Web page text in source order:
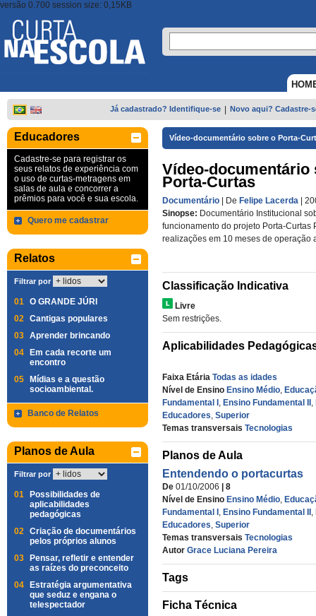
versão 0.700 session size: 0,15KB
Já cadastrado? Identifique-se Novo aqui? Cadastre-
Educadores
Cadastre-se para registrar os
seus relatos de experiência com
o uso de curtas-metragens em
salas de aula e concorrer a
prêmios para você e sua escola.
Quero me cadastrar
Relatos
Filtrar por
01 O GRANDE JÚRI
02 Cantigas populares
03 Aprender brincando
04
Em cada recorte um
encontro
05
Mídias e a questão
socioambiental.
Banco de Relatos
Planos de Aula
Filtrar por
01
Possibilidades de
aplicabilidades
pedagógicas
02 Criação de documentários
pelos próprios alunos
03
Pensar, refletir e entender
as raízes do preconceito
04
Estratégia argumentativa
que seduz e engana o
telespectador
Vídeo-documentário sobre o Porta-
Vídeo-documentário
Porta-Curtas
Documentário | De Felipe Lacerda
|
Sinopse: Documentário Institucional
funcionamento do projeto Porta-Curtas
realizações em 10 meses de operação
Classificação Indicativa
Livre
Sem restrições.
Aplicabilidades
Faixa Etária Todas as idades
Nível de Ensino Ensino Médio,
Fundamental I , Ensino Fundamental II ,
Educadores, Superior
Temas transversais Tecnologias
Planos de Aula
Entendendo o portacurtas
De 01/10/2006
| 8
Nível de Ensino Ensino Médio,
Fundamental I , Ensino Fundamental II ,
Educadores, Superior
Temas transversais Tecnologias
Autor Grace Luciana Pereira
Tags
Ficha Técnica